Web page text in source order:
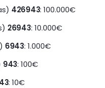
426943: 100.000€
26943: 10.000€
6943: 1.000€
943: 100€
43: 10€